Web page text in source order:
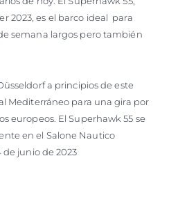
2023, es el barco ideal para
semana largos pero también
a principios de este
Mediterráneo para una gira por
europeos. El Superhawk 55 se
en el Salone Nautico
de junio de 2023